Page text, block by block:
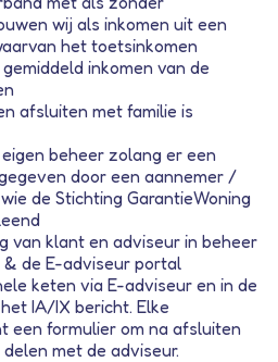
wij als inkomen uit een
het toetsinkomen
inkomen van de
afsluiten met familie is
beheer zolang er een
door een aannemer /
de Stichting GarantieWoning
van klant en adviseur in beheer
de E-adviseur portal
keten via E-adviseur en in de
IA/IX bericht. Elke
een formulier om na afsluiten
met de adviseur.